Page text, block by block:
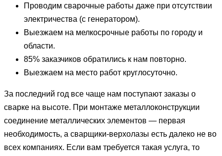
Проводим сварочные работы даже при отсутствии
электричества (с генератором).
Выезжаем на мелкосрочные работы по городу и
области.
85% заказчиков обратились к нам повторно.
Выезжаем на место работ круглосуточно.
За последний год все чаще нам поступают заказы о
сварке на высоте. При монтаже металлоконструкции
соединение металлических элементов — первая
необходимость, а сварщики-верхолазы есть далеко не во
всех компаниях. Если вам требуется такая услуга, то